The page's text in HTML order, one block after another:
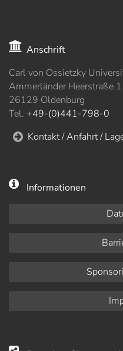
Anschrift
Carl von Ossietzky
Ammerländer Heerstraße
26129 Oldenburg
Tel. +49-(0)441-798-0
Kontakt / Anfahrt /
Informationen